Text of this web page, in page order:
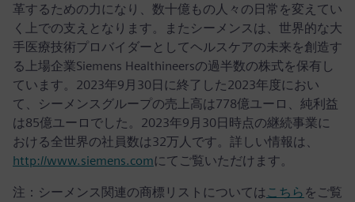
革するための力になり、数十億もの人々の日常を変えてい
く上での支えとなります。またシーメンスは、世界的な大
手医療技術プロバイダーとしてヘルスケアの未来を創造す
る上場企業Siemens Healthineersの過半数の株式を保有し
ています。2023年9月30日に終了した2023年度におい
て、シーメンスグループの売上高は778億ユーロ、純利益
は85億ユーロでした。2023年9月30日時点の継続事業に
おける全世界の社員数は32万人です。詳しい情報は、
http://www.siemens.comにてご覧いただけます。
注：シーメンス関連の商標リストについては こちら をご覧